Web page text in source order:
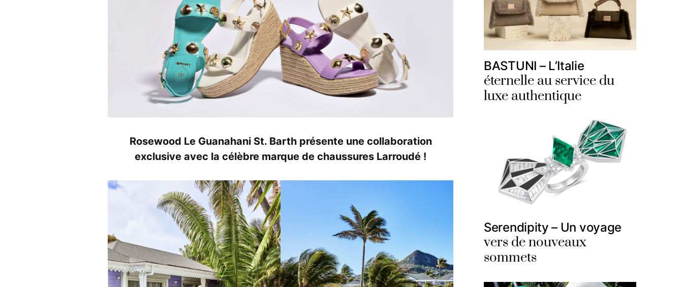
Rosewood Le Guanahani St. Barth présente une collaboration
exclusive avec la célèbre marque de chaussures Larroudé !
BASTUNI – L’Italie
éternelle au service du
luxe authentique
Serendipity – Un voyage
vers de nouveaux
sommets